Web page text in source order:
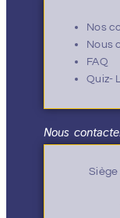
Nos
Nous
FAQ
Quiz-
Nous
Siège